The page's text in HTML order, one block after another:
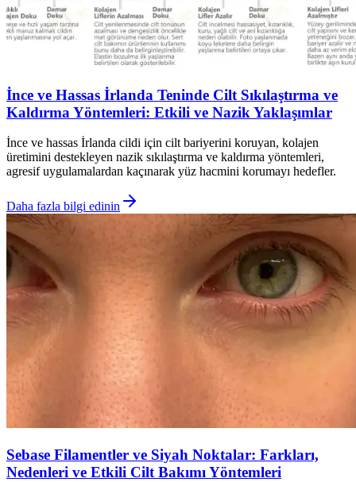
İnce ve Hassas İrlanda Teninde Cilt Sıkılaştırma ve
Kaldırma Yöntemleri: Etkili ve Nazik Yaklaşımlar
İnce ve hassas İrlanda cildi için cilt bariyerini koruyan, kolajen
üretimini destekleyen nazik sıkılaştırma ve kaldırma yöntemleri,
agresif uygulamalardan kaçınarak yüz hacmini korumayı hedefler.
Daha fazla bilgi edinin
Sebase Filamentler ve Siyah Noktalar: Farkları,
Nedenleri ve Etkili Cilt Bakımı Yöntemleri